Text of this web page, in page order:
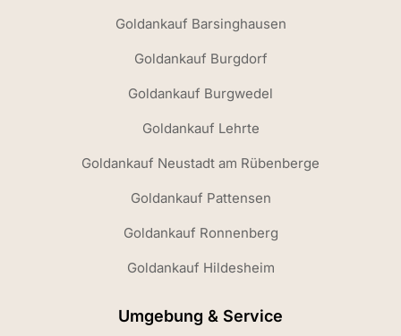
Goldankauf Barsinghausen
Goldankauf Burgdorf
Goldankauf Burgwedel
Goldankauf Lehrte
Goldankauf Neustadt am Rübenberge
Goldankauf Pattensen
Goldankauf Ronnenberg
Goldankauf Hildesheim
Umgebung & Service